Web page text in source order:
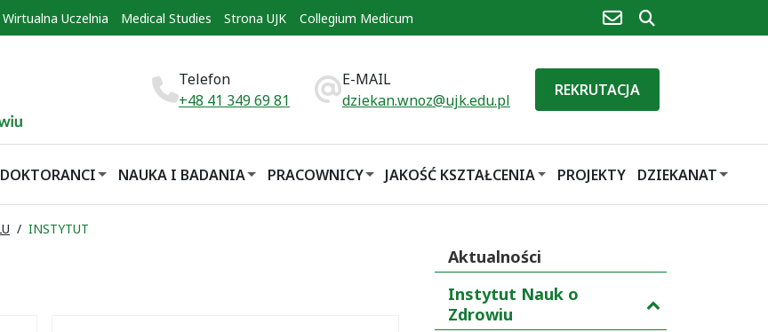
Wirtualna Uczelnia Medical Studies Strona UJK Collegium Medicum poczta
Telefon
+48 41 349 69 81
E-MAIL
dziekan.wnoz@ujk.edu.pl
REKRUTACJA
DOKTORANCI NAUKA I BADANIA PRACOWNICY JAKOŚĆ KSZTAŁCENIA PROJEKTY DZIEKANAT
INSTYTUT
Aktualności
Instytut Nauk o
Zdrowiu